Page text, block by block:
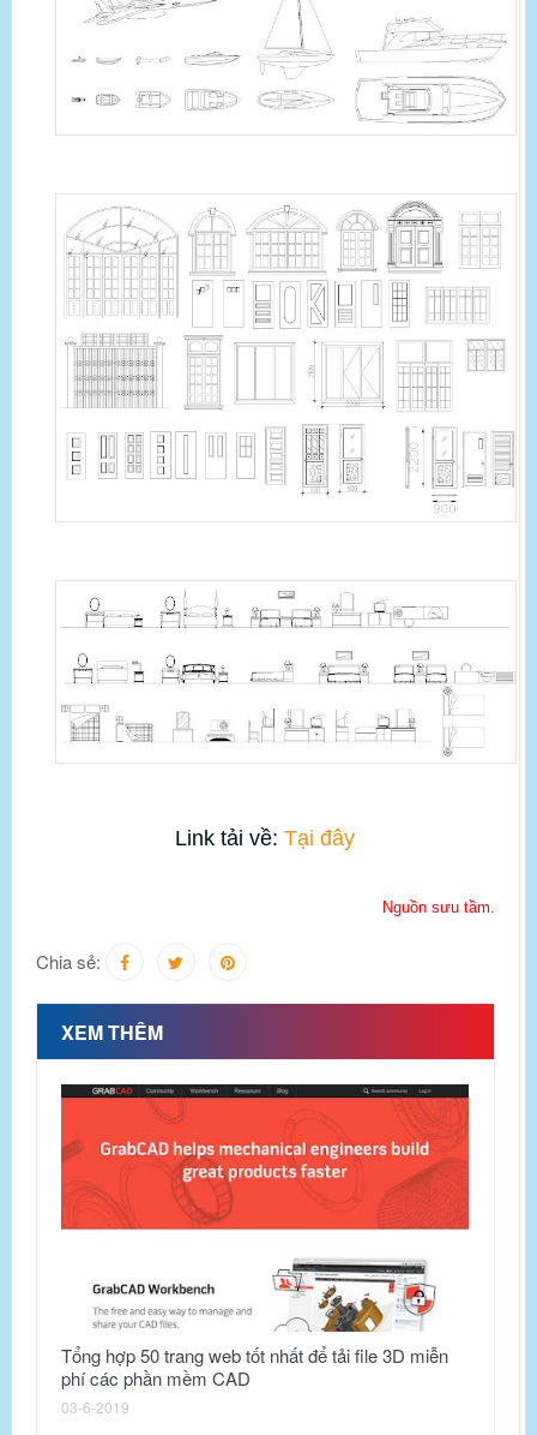
Link tải về:Tại đây
Nguồn sưu tầm.
Chia sẻ:
XEM THÊM
Tổng hợp 50 trang web tốt nhất để tải file 3D miễn
phí các phần mềm CAD
03-6-2019